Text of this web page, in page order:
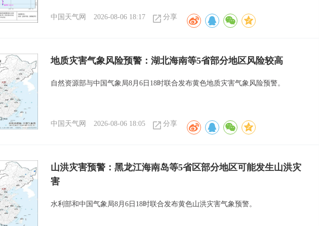
中国天气网 2026-08-06 18:17 分享
地质灾害气象风险预警：湖北海南等5省部分地区风险较高
自然资源部与中国气象局8月6日18时联合发布黄色地质灾害气象风险预警。
中国天气网 2026-08-06 18:05 分享
山洪灾害预警：黑龙江海南岛等5省区部分地区可能发生山洪灾
害
水利部和中国气象局8月6日18时联合发布黄色山洪灾害气象预警。